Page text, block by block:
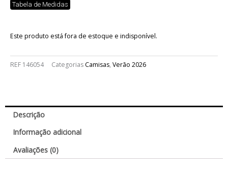
Tabela de Medidas
Este produto está fora de estoque e indisponível.
REF 146054 Categorias Camisas, Verão 2026
Descrição
Informação adicional
Avaliações (0)